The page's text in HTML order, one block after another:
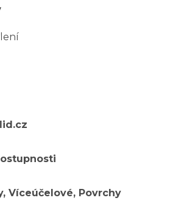
Víceúčelové, Povrchy